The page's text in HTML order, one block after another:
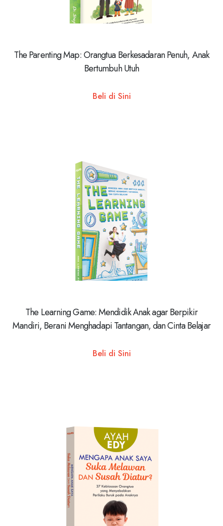
The Parenting Map: Orangtua Berkesadaran Penuh, Anak
Bertumbuh Utuh
Beli di Sini
The Learning Game: Mendidik Anak agar Berpikir
Mandiri, Berani Menghadapi Tantangan, dan Cinta Belajar
Beli di Sini